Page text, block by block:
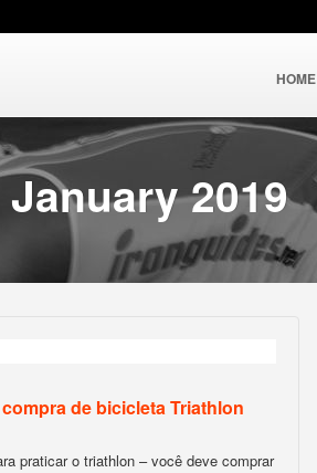
HOME
2019
de bicicleta Triathlon
praticar o triathlon – você deve comprar